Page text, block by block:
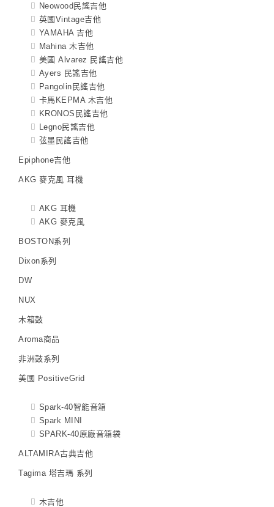
Neowood民謠吉他
英國Vintage吉他
YAMAHA 吉他
Mahina 木吉他
美國 Alvarez 民謠吉他
Ayers 民謠吉他
Pangolin民謠吉他
卡馬KEPMA 木吉他
KRONOS民謠吉他
Legno民謠吉他
弦墨民謠吉他
Epiphone吉他
AKG 麥克風 耳機
AKG 耳機
AKG 麥克風
BOSTON系列
Dixon系列
DW
NUX
木箱鼓
Aroma商品
非洲鼓系列
美國 PositiveGrid
Spark-40智能音箱
Spark MINI
SPARK-40原廠音箱袋
ALTAMIRA古典吉他
Tagima 塔吉瑪 系列
木吉他